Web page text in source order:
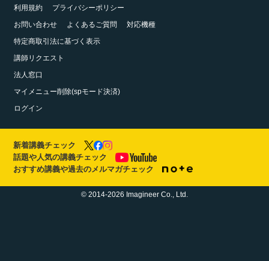
利用規約
プライバシーポリシー
お問い合わせ
よくあるご質問
対応機種
特定商取引法に基づく表示
講師リクエスト
法人窓口
マイメニュー削除(spモード決済)
ログイン
新着講義チェック
話題や人気の講義チェック
おすすめ講義や過去のメルマガチェック
© 2014-2026 Imagineer Co., Ltd.